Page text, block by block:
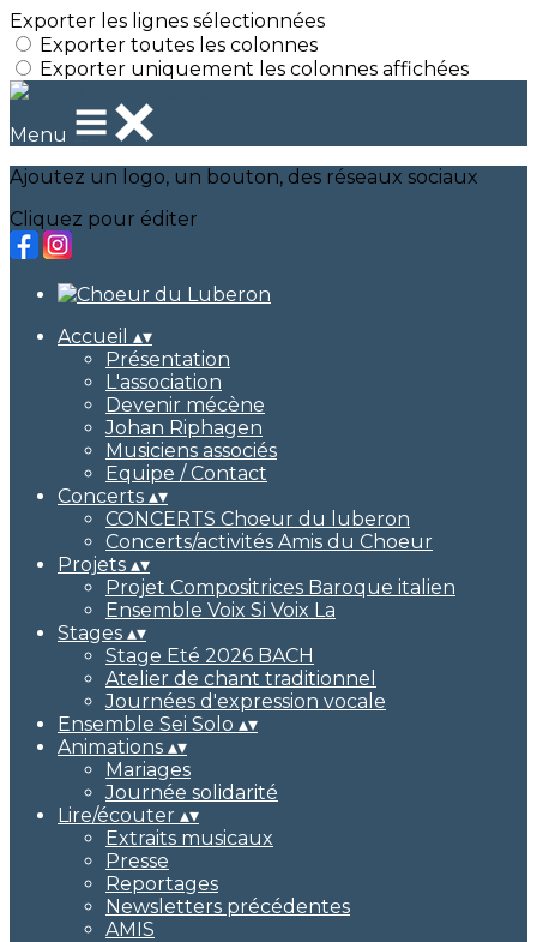
Exporter les lignes sélectionnées
Exporter toutes les colonnes
Exporter uniquement les colonnes affichées
Menu
Ajoutez un logo, un bouton, des réseaux sociaux
Cliquez pour éditer
Accueil ▴▾
Présentation
L'association
Devenir mécène
Johan Riphagen
Musiciens associés
Equipe / Contact
Concerts ▴▾
CONCERTS Choeur du luberon
Concerts/activités Amis du Choeur
Projets ▴▾
Projet Compositrices Baroque italien
Ensemble Voix Si Voix La
Stages ▴▾
Stage Eté 2026 BACH
Atelier de chant traditionnel
Journées d'expression vocale
Ensemble Sei Solo ▴▾
Animations ▴▾
Mariages
Journée solidarité
Lire/écouter ▴▾
Extraits musicaux
Presse
Reportages
Newsletters précédentes
AMIS